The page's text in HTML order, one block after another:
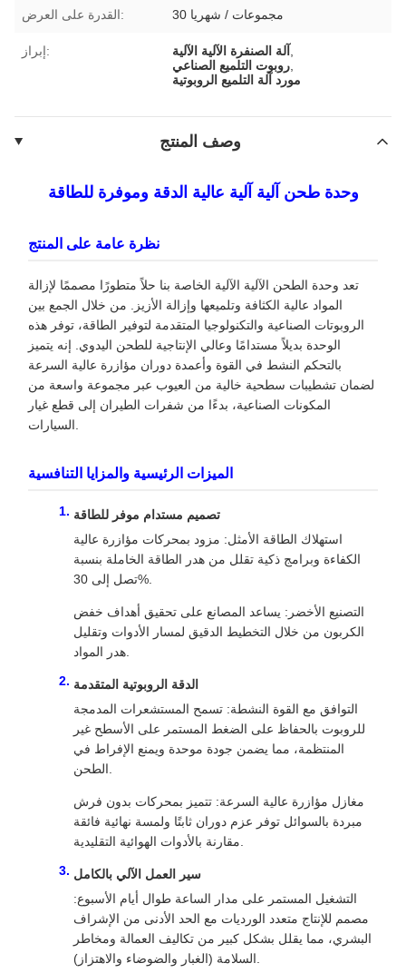
القدرة على العرض: 30 مجموعات / شهريا
إبراز: آلة الصنفرة الآلية الآلية
روبوت التلميع الصناعي
مورد آلة التلميع الروبوتية
وصف المنتج
وحدة طحن آلية آلية عالية الدقة وموفرة للطاقة
نظرة عامة على المنتج
تعد وحدة الطحن الآلية الآلية الخاصة بنا حلاً متطورًا مصممًا لإزالة
المواد عالية الكثافة وتلميعها وإزالة الأزيز. من خلال الجمع بين
الروبوتات الصناعية والتكنولوجيا المتقدمة لتوفير الطاقة، توفر هذه
الوحدة بديلاً مستدامًا وعالي الإنتاجية للطحن اليدوي. إنه يتميز
بالتحكم النشط في القوة وأعمدة دوران مؤازرة عالية السرعة
لضمان تشطيبات سطحية خالية من العيوب عبر مجموعة واسعة من
المكونات الصناعية، بدءًا من شفرات الطيران إلى قطع غيار
الميزات الرئيسية والمزايا التنافسية
تصميم مستدام موفر للطاقة
استهلاك الطاقة الأمثل: مزود بمحركات مؤازرة عالية
الكفاءة وبرامج ذكية تقلل من هدر الطاقة الخاملة بنسبة
تصل إلى 30%.
التصنيع الأخضر: يساعد المصانع على تحقيق أهداف خفض
الكربون من خلال التخطيط الدقيق لمسار الأدوات وتقليل
الدقة الروبوتية المتقدمة
التوافق مع القوة النشطة: تسمح المستشعرات المدمجة
للروبوت بالحفاظ على الضغط المستمر على الأسطح غير
المنتظمة، مما يضمن جودة موحدة ويمنع الإفراط في
مغازل مؤازرة عالية السرعة: تتميز بمحركات بدون فرش
مبردة بالسوائل توفر عزم دوران ثابتًا ولمسة نهائية فائقة
سير العمل الآلي بالكامل
التشغيل المستمر على مدار الساعة طوال أيام الأسبوع:
مصمم للإنتاج متعدد الورديات مع الحد الأدنى من الإشراف
البشري، مما يقلل بشكل كبير من تكاليف العمالة ومخاطر